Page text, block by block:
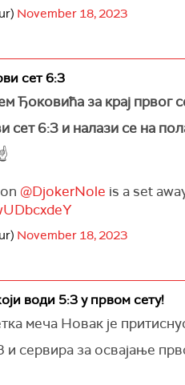
November 18, 2023
сет 6:3
Ђоковића за крај првог
сет 6:3 и налази се на
@DjokerNole is a set
November 18, 2023
води 5:3 у првом сету!
меча Новак је
сервира за освајање